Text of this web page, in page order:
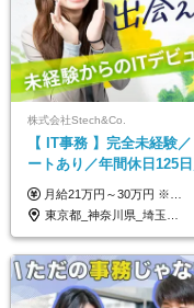
株式会社Stech&Co.
【 IT事務 】完全未経験
ートあり／年間休日125
業なし／産休育休あり／服
装・髪型自由／毎年昇給
月給21万円～30万円 ※試用期間3ヶ月間の待遇に変動はありません。 ※みなし残業代(月20時間分29,725円～)を含む。（※超過分は追加支給）
東京都_神奈川県_埼玉県_千葉県_大阪府_愛知県_北海道_青森県_岩手県_宮城県_秋田県_山形県_福島県_茨城県_栃木県_群馬県_新潟県_山梨県_長野県_富山県_石川県_福井県_静岡県_岐阜県_三重県_兵庫県_京都府_滋賀県_奈良県_和歌山県_広島県_岡山県_鳥取県_島根県_山口県_徳島県_香川県_愛媛県_高知県_福岡県_熊本県_佐賀県_長崎県_大分県_宮崎県_鹿児島県_沖縄県